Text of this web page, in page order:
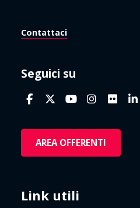
Contattaci
Seguici su
AREA OFFERENTI
Link utili